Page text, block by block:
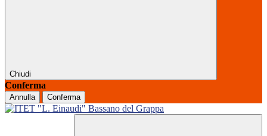
Chiudi
Conferma
Annulla Conferma